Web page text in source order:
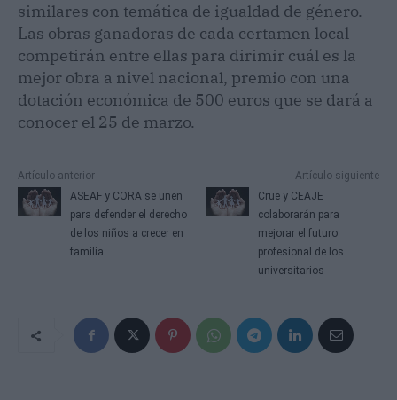
similares con temática de igualdad de género.
Las obras ganadoras de cada certamen local
competirán entre ellas para dirimir cuál es la
mejor obra a nivel nacional, premio con una
dotación económica de 500 euros que se dará a
conocer el 25 de marzo.
Artículo anterior
ASEAF y CORA se unen
para defender el derecho
de los niños a crecer en
familia
Artículo siguiente
Crue y CEAJE
colaborarán para
mejorar el futuro
profesional de los
universitarios